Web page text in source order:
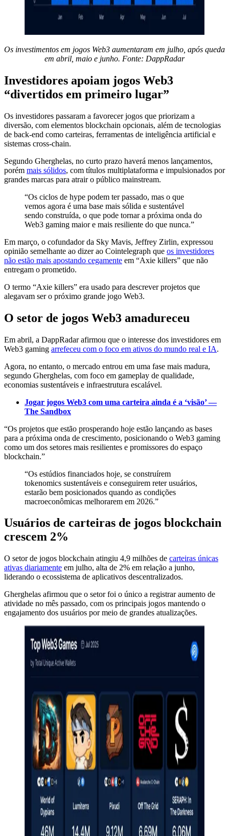
Os investimentos em jogos Web3 aumentaram em julho, após queda
em abril, maio e junho. Fonte: DappRadar
Investidores apoiam jogos Web3
“divertidos em primeiro lugar”
Os investidores passaram a favorecer jogos que priorizam a
diversão, com elementos blockchain opcionais, além de tecnologias
de back-end como carteiras, ferramentas de inteligência artificial e
sistemas cross-chain.
Segundo Gherghelas, no curto prazo haverá menos lançamentos,
porém mais sólidos, com títulos multiplataforma e impulsionados por
grandes marcas para atrair o público mainstream.
“Os ciclos de hype podem ter passado, mas o que
vemos agora é uma base mais sólida e sustentável
sendo construída, o que pode tornar a próxima onda do
Web3 gaming maior e mais resiliente do que nunca.”
Em março, o cofundador da Sky Mavis, Jeffrey Zirlin, expressou
opinião semelhante ao dizer ao Cointelegraph que os investidores
não estão mais apostando cegamente em “Axie killers” que não
entregam o prometido.
O termo “Axie killers” era usado para descrever projetos que
alegavam ser o próximo grande jogo Web3.
O setor de jogos Web3 amadureceu
Em abril, a DappRadar afirmou que o interesse dos investidores em
Web3 gaming arrefeceu com o foco em ativos do mundo real e IA.
Agora, no entanto, o mercado entrou em uma fase mais madura,
segundo Gherghelas, com foco em gameplay de qualidade,
economias sustentáveis e infraestrutura escalável.
Jogar jogos Web3 com uma carteira ainda é a ‘visão’ —
The Sandbox
“Os projetos que estão prosperando hoje estão lançando as bases
para a próxima onda de crescimento, posicionando o Web3 gaming
como um dos setores mais resilientes e promissores do espaço
blockchain.”
“Os estúdios financiados hoje, se construírem
tokenomics sustentáveis e conseguirem reter usuários,
estarão bem posicionados quando as condições
macroeconômicas melhorarem em 2026.”
Usuários de carteiras de jogos blockchain
crescem 2%
O setor de jogos blockchain atingiu 4,9 milhões de carteiras únicas
ativas diariamente em julho, alta de 2% em relação a junho,
liderando o ecossistema de aplicativos descentralizados.
Gherghelas afirmou que o setor foi o único a registrar aumento de
atividade no mês passado, com os principais jogos mantendo o
engajamento dos usuários por meio de grandes atualizações.